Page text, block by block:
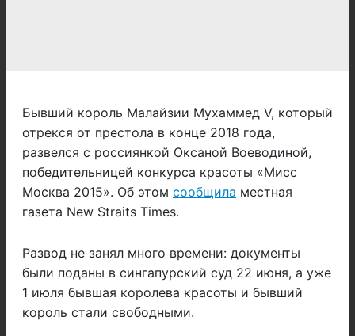
Бывший король Малайзии Мухаммед V, который
отрекся от престола в конце 2018 года,
развелся с россиянкой Оксаной Воеводиной,
победительницей конкурса красоты «Мисс
Москва 2015». Об этом сообщила местная
газета New Straits Times.
Развод не занял много времени: документы
были поданы в сингапурский суд 22 июня, а уже
1 июля бывшая королева красоты и бывший
король стали свободными.